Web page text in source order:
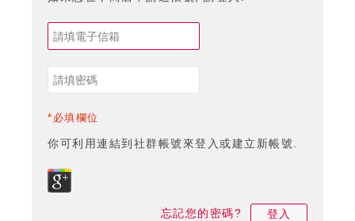
*必填欄位
你可利用連結到社群帳號來登入或建立新帳號.
忘記您的密碼? 登入